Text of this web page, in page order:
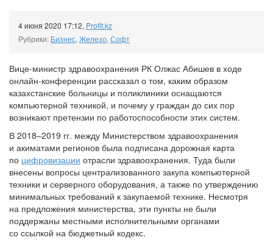
4 июня 2020 17:12, Profit.kz
Рубрики: Бизнес, Железо, Софт
Вице-министр здравоохранения РК Олжас Абишев в ходе
онлайн-конференции рассказал о том, каким образом
казахстанские больницы и поликлиники оснащаются
компьютерной техникой, и почему у граждан до сих пор
возникают претензии по работоспособности этих систем.
В 2018–2019 гг. между Министерством здравоохранения
и акиматами регионов была подписана дорожная карта
по цифровизации отрасли здравоохранения. Туда были
внесены вопросы централизованного закупа компьютерной
техники и серверного оборудования, а также по утверждению
минимальных требований к закупаемой технике. Несмотря
на предложения министерства, эти пункты не были
поддержаны местными исполнительными органами
со ссылкой на бюджетный кодекс.